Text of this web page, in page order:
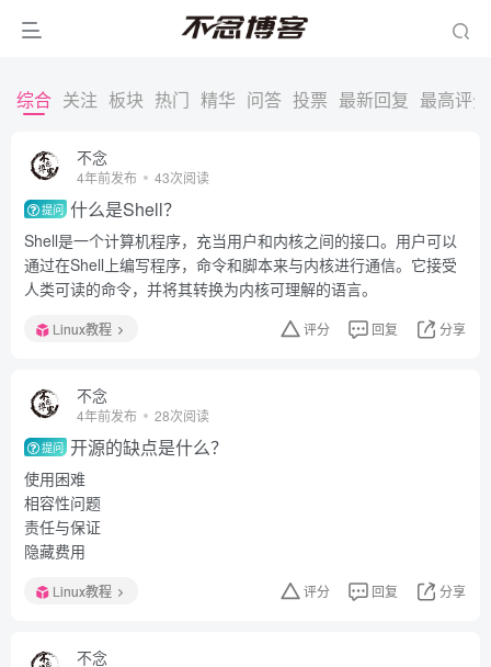
综合 关注 板块 热门 精华 问答 投票 最新回复 最高评分
不念
4年前发布 43次阅读
提问 什么是Shell？
Shell是一个计算机程序，充当用户和内核之间的接口。用户可以
通过在Shell上编写程序，命令和脚本来与内核进行通信。它接受
人类可读的命令，并将其转换为内核可理解的语言。
Linux教程 评分 回复 分享
不念
4年前发布 28次阅读
提问 开源的缺点是什么？
使用困难
相容性问题
责任与保证
隐藏费用
Linux教程 评分 回复 分享
不念